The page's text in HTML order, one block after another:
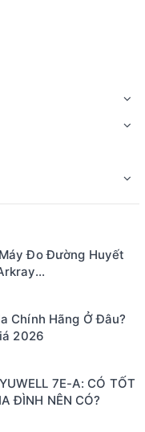
Đo Đường Huyết
Chính Hãng Ở Đâu?
2026
7E-A: CÓ TỐT
ĐÌNH NÊN CÓ?